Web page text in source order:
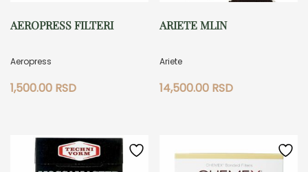
AEROPRESS FILTERI
Aeropress
1,500.00 RSD
ARIETE MLIN
Ariete
14,500.00 RSD